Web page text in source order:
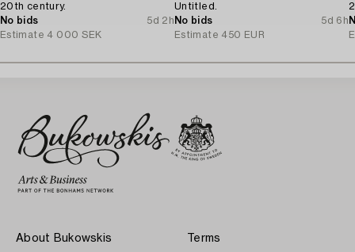
20th century.
No bids
5d 2h
Estimate 4 000 SEK
Untitled.
No bids
5d 6h
Estimate 450 EUR
About Bukowskis Terms